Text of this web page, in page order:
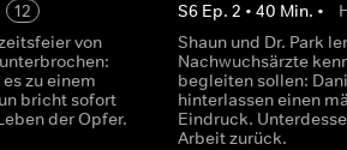
12
von
zu einem
bricht sofort
der Opfer.
S6 Ep.2 •40 Min. •
Shaun und Dr. Park
Nachwuchsärzte
begleiten sollen:
hinterlassen einen
Eindruck.
Arbeit zurück.